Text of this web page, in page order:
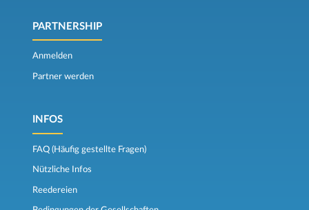
PARTNERSHIP
Anmelden
Partner werden
INFOS
FAQ (Häufig gestellte Fragen)
Nützliche Infos
Reedereien